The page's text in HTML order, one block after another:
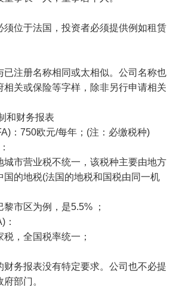
位于法国，投资者必须提供例如租赁
注册名称相同或太相似。公司名称也
相关或保险等字样，除非另行申请相关
财务报表
750欧元/每年；(注：必缴税种)
市营业税不统一，该税种主要由地方
国的地税(法国的地税和国税由同一机
市区为例，是5.5% ；
，全国税率统一；
务报表没有特定要求。公司也不必提
部门。